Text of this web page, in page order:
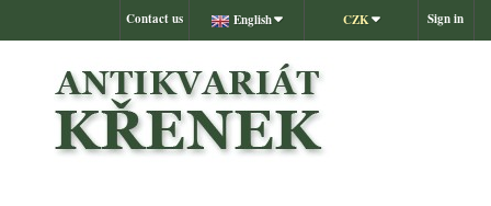
Sign in
CZK
English
Contact us